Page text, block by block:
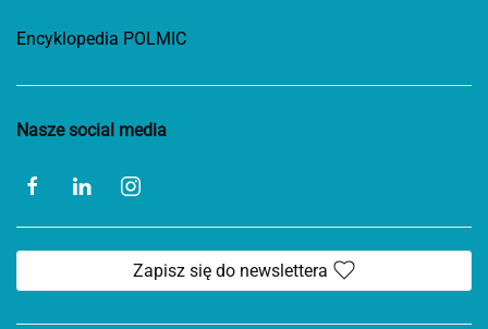
Encyklopedia POLMIC
Nasze social media
Zapisz się do newslettera